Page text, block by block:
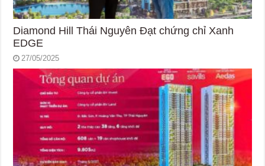
Diamond Hill Thái Nguyên Đạt chứng chỉ Xanh
EDGE
27/05/2025